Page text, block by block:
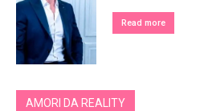
Read more
AMORI DA REALITY